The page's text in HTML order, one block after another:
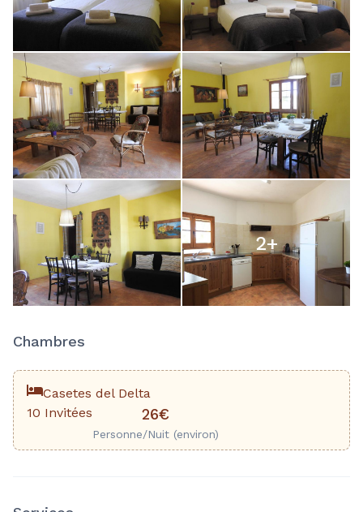
2+
Chambres
Casetes del Delta
10 Invitées
26€
Personne/Nuit (environ)